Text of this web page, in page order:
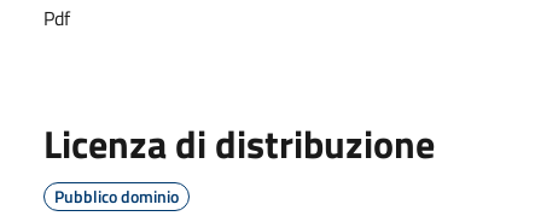
Pdf
Licenza di distribuzione
Pubblico dominio